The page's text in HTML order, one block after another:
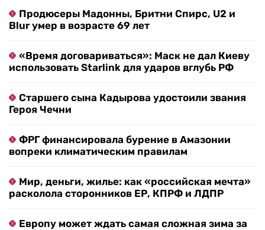
Продюсеры Мадонны, Бритни Спирс, U2 и
Blur умер в возрасте 69 лет
«Время договариваться»: Маск не дал Киеву
использовать Starlink для ударов вглубь РФ
Старшего сына Кадырова удостоили звания
Героя Чечни
ФРГ финансировала бурение в Амазонии
вопреки климатическим правилам
Мир, деньги, жилье: как «российская мечта»
расколола сторонников ЕР, КПРФ и ЛДПР
Европу может ждать самая сложная зима за